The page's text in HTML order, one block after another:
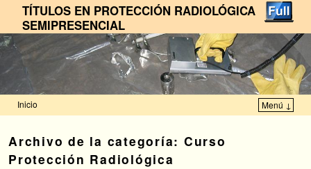
TÍTULOS EN PROTECCIÓN RADIOLÓGICA
SEMIPRESENCIAL
Inicio Menú ↓
Archivo de la categoría: Curso
Protección Radiológica